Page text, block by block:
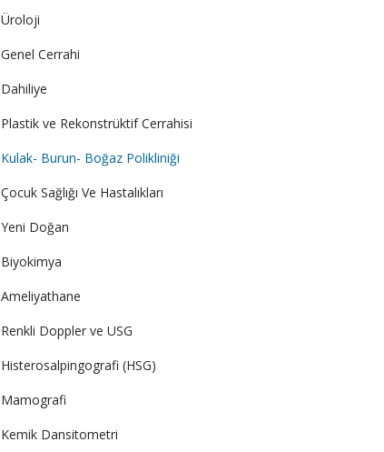
Üroloji
Genel Cerrahi
Dahiliye
Plastik ve Rekonstrüktif Cerrahisi
Kulak- Burun- Boğaz Polikliniği
Çocuk Sağlığı Ve Hastalıkları
Yeni Doğan
Biyokimya
Ameliyathane
Renkli Doppler ve USG
Histerosalpingografi (HSG)
Mamografi
Kemik Dansitometri